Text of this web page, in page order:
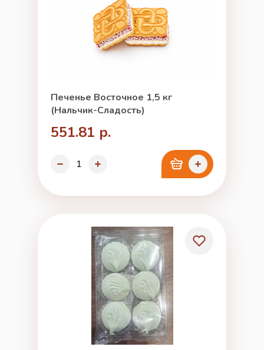
Печенье Восточное 1,5 кг
(Нальчик-Сладость)
551.81 р.